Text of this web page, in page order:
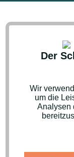
Der
Wir
um die
Analysen